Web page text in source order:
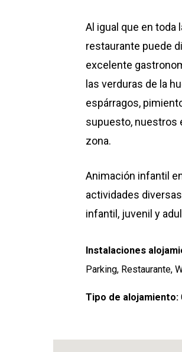
Al igual que en toda
restaurante puede
excelente
las verduras de la
espárragos,
supuesto, nuestros
zona.
Animación infantil
actividades
infantil, juvenil y
Instalaciones
Parking, Restaurante,
Tipo de alojamiento: